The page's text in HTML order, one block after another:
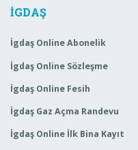
İGDAŞ
İgdaş Online Abonelik
İgdaş Online Sözleşme
İgdaş Online Fesih
İgdaş Gaz Açma Randevu
İgdaş Online İlk Bina Kayıt